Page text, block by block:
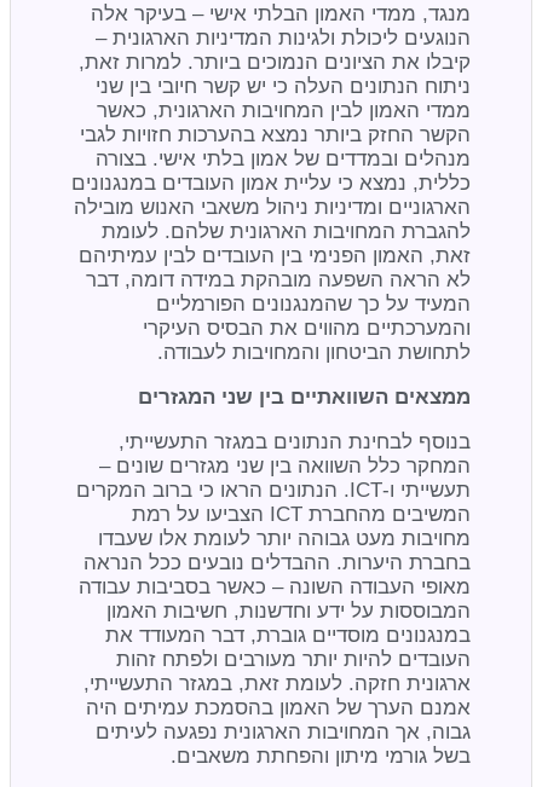
מנגד, ממדי האמון הבלתי אישי – בעיקר אלה
הנוגעים ליכולת ולגינות המדיניות הארגונית –
קיבלו את הציונים הנמוכים ביותר. למרות זאת,
ניתוח הנתונים העלה כי יש קשר חיובי בין שני
ממדי האמון לבין המחויבות הארגונית, כאשר
הקשר החזק ביותר נמצא בהערכות חזויות לגבי
מנהלים ובמדדים של אמון בלתי אישי. בצורה
כללית, נמצא כי עליית אמון העובדים במנגנונים
הארגוניים ומדיניות ניהול משאבי האנוש מובילה
להגברת המחויבות הארגונית שלהם. לעומת
זאת, האמון הפנימי בין העובדים לבין עמיתיהם
לא הראה השפעה מובהקת במידה דומה, דבר
המעיד על כך שהמנגנונים הפורמליים
והמערכתיים מהווים את הבסיס העיקרי
לתחושת הביטחון והמחויבות לעבודה.
ממצאים השוואתיים בין שני המגזרים
בנוסף לבחינת הנתונים במגזר התעשייתי,
המחקר כלל השוואה בין שני מגזרים שונים –
תעשייתי ו-ICT. הנתונים הראו כי ברוב המקרים
המשיבים מהחברת ICT הצביעו על רמת
מחויבות מעט גבוהה יותר לעומת אלו שעבדו
בחברת היערות. ההבדלים נובעים ככל הנראה
מאופי העבודה השונה – כאשר בסביבות עבודה
המבוססות על ידע וחדשנות, חשיבות האמון
במנגנונים מוסדיים גוברת, דבר המעודד את
העובדים להיות יותר מעורבים ולפתח זהות
ארגונית חזקה. לעומת זאת, במגזר התעשייתי,
אמנם הערך של האמון בהסמכת עמיתים היה
גבוה, אך המחויבות הארגונית נפגעה לעיתים
בשל גורמי מיתון והפחתת משאבים.